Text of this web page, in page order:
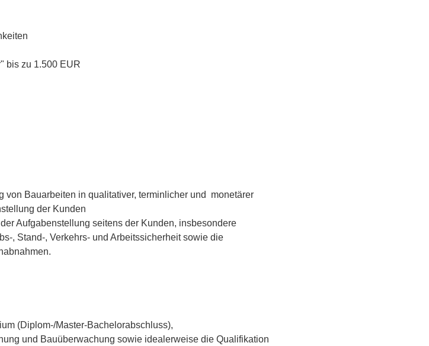
bis zu 1.500 EUR
von Bauarbeiten in qualitativer, terminlicher und monetärer
der Kunden
Aufgabenstellung seitens der Kunden, insbesondere
, Stand-, Verkehrs- und Arbeitssicherheit sowie die
(Diplom-/Master-Bachelorabschluss),
und Bauüberwachung sowie idealerweise die Qualifikation